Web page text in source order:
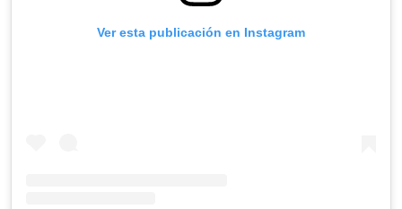
Ver esta publicación en Instagram